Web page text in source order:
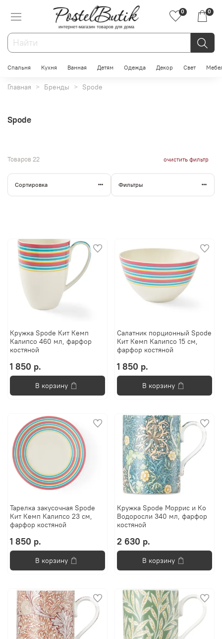
интернет-магазин товаров для дома
0 0
Спальня Кухня Ванная Детям Одежда Декор Свет
Главная Бренды Spode
Spode
Товаров 22 очистить фильтр
Сортировка Фильтры
Кружка Spode Кит Кемп
Калипсо 460 мл, фарфор
костяной
1 850 р.
В корзину
Салатник порционный Spode
Кит Кемп Калипсо 15 см,
фарфор костяной
1 850 р.
В корзину
Тарелка закусочная Spode
Кит Кемп Калипсо 23 см,
фарфор костяной
1 850 р.
В корзину
Кружка Spode Моррис и Ко
Водоросли 340 мл, фарфор
костяной
2 630 р.
В корзину